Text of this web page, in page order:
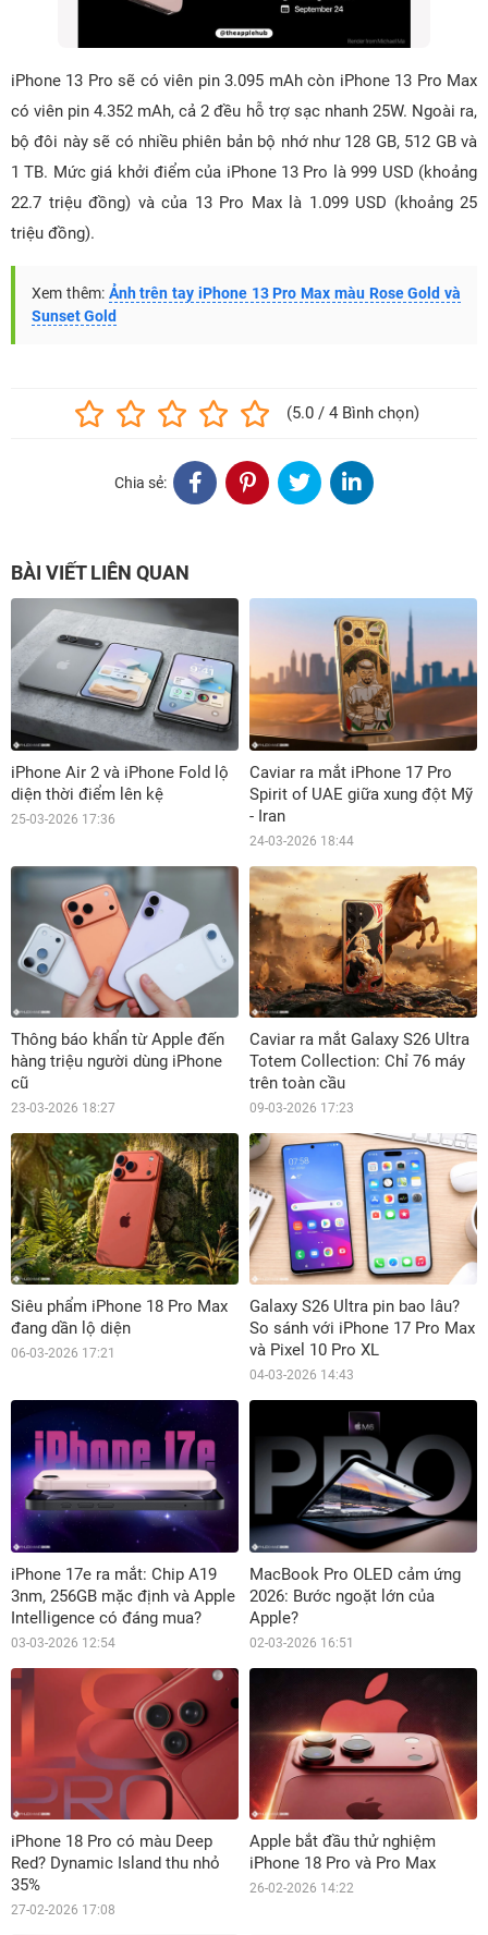
iPhone 13 Pro sẽ có viên pin 3.095 mAh còn iPhone 13 Pro Max
có viên pin 4.352 mAh, cả 2 đều hỗ trợ sạc nhanh 25W. Ngoài ra,
bộ đôi này sẽ có nhiều phiên bản bộ nhớ như 128 GB, 512 GB và
1 TB. Mức giá khởi điểm của iPhone 13 Pro là 999 USD (khoảng
22.7 triệu đồng) và của 13 Pro Max là 1.099 USD (khoảng 25
triệu đồng).
Xem thêm: Ảnh trên tay iPhone 13 Pro Max màu Rose Gold và
Sunset Gold
(5.0 / 4 Bình chọn)
Chia sẻ:
BÀI VIẾT LIÊN QUAN
iPhone Air 2 và iPhone Fold lộ
diện thời điểm lên kệ
25-03-2026 17:36
Caviar ra mắt iPhone 17 Pro
Spirit of UAE giữa xung đột Mỹ
- Iran
24-03-2026 18:44
Thông báo khẩn từ Apple đến
hàng triệu người dùng iPhone
cũ
23-03-2026 18:27
Caviar ra mắt Galaxy S26 Ultra
Totem Collection: Chỉ 76 máy
trên toàn cầu
09-03-2026 17:23
Siêu phẩm iPhone 18 Pro Max
đang dần lộ diện
06-03-2026 17:21
Galaxy S26 Ultra pin bao lâu?
So sánh với iPhone 17 Pro Max
và Pixel 10 Pro XL
04-03-2026 14:43
iPhone 17e ra mắt: Chip A19
3nm, 256GB mặc định và Apple
Intelligence có đáng mua?
03-03-2026 12:54
MacBook Pro OLED cảm ứng
2026: Bước ngoặt lớn của
Apple?
02-03-2026 16:51
iPhone 18 Pro có màu Deep
Red? Dynamic Island thu nhỏ
35%
27-02-2026 17:08
Apple bắt đầu thử nghiệm
iPhone 18 Pro và Pro Max
26-02-2026 14:22